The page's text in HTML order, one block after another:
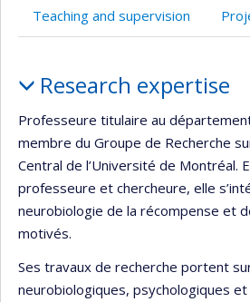
Teaching and supervision
Research expertise
Professeure titulaire au
membre du Groupe de Recherche
Central de l’Université de Montréal.
professeure et chercheure, elle
neurobiologie de la récompense et
motivés.
Ses travaux de recherche portent
neurobiologiques, psychologiques